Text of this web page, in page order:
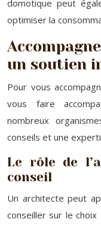
domotique peut
optimiser la
un soutien
Pour vous
vous faire
nombreux
conseils et une
Le rôle de
conseil
Un architecte peut
conseiller sur le